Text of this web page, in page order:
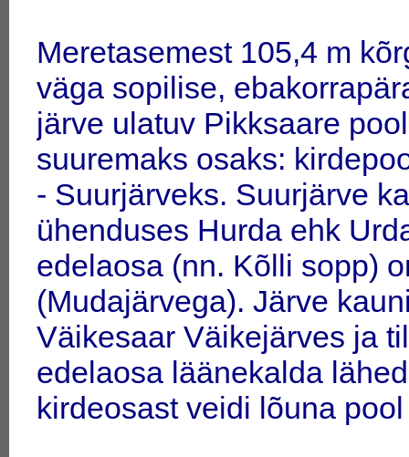
Meretasemest 105,4 m
väga sopilise,
järve ulatuv Pikksaare
suuremaks osaks:
- Suurjärveks. Suurjärve
ühenduses Hurda ehk
edelaosa (nn. Kõlli sopp)
(Mudajärvega). Järve
Väikesaar Väikejärves ja
edelaosa läänekalda
kirdeosast veidi lõuna